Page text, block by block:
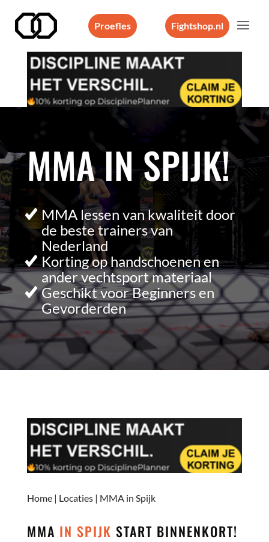
Proefles Fightshop.nl
MMA IN SPIJK!
MMA lessen van kwaliteit door
de beste trainers van
Nederland
Korting op handschoenen en
ander vechtsport materiaal
Geschikt voor Beginners en
Gevorderden
Home| Locaties| MMA in Spijk
MMA IN SPIJK START BINNENKORT!